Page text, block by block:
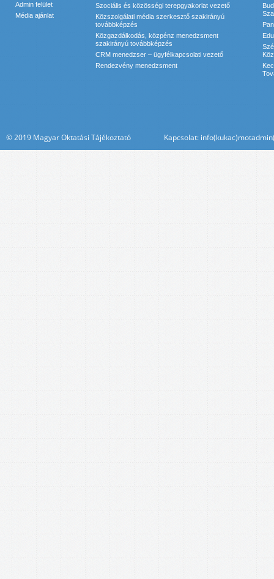
Admin felület
Média ajánlat
Szociális és közösségi terepgyakorlat vezető
Közszolgálati média szerkesztő szakirányú
továbbképzés
Közgazdálkodás, közpénz menedzsment
szakirányú továbbképzés
CRM menedzser – ügyfélkapcsolati vezető
Rendezvény menedzsment
© 2019 Magyar Oktatási Tájékoztató Kapcsolat: